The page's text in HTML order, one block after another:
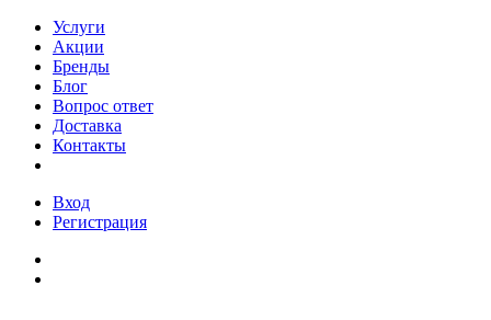
Услуги
Акции
Бренды
Блог
Вопрос ответ
Доставка
Контакты
Вход
Регистрация